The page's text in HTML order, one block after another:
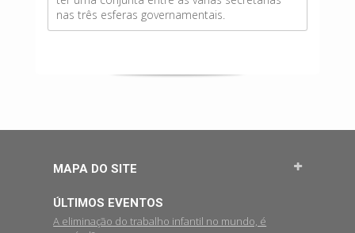
nas três esferas governamentais.
MAPA DO SITE
ÚLTIMOS EVENTOS
A eliminação do trabalho infantil no mundo, é